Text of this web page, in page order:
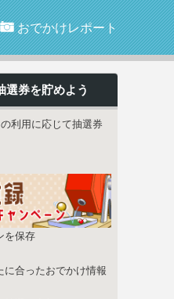
おでかけレポート
選券を貯めよう
利用に応じて抽選券
を保存
に合ったおでかけ情報